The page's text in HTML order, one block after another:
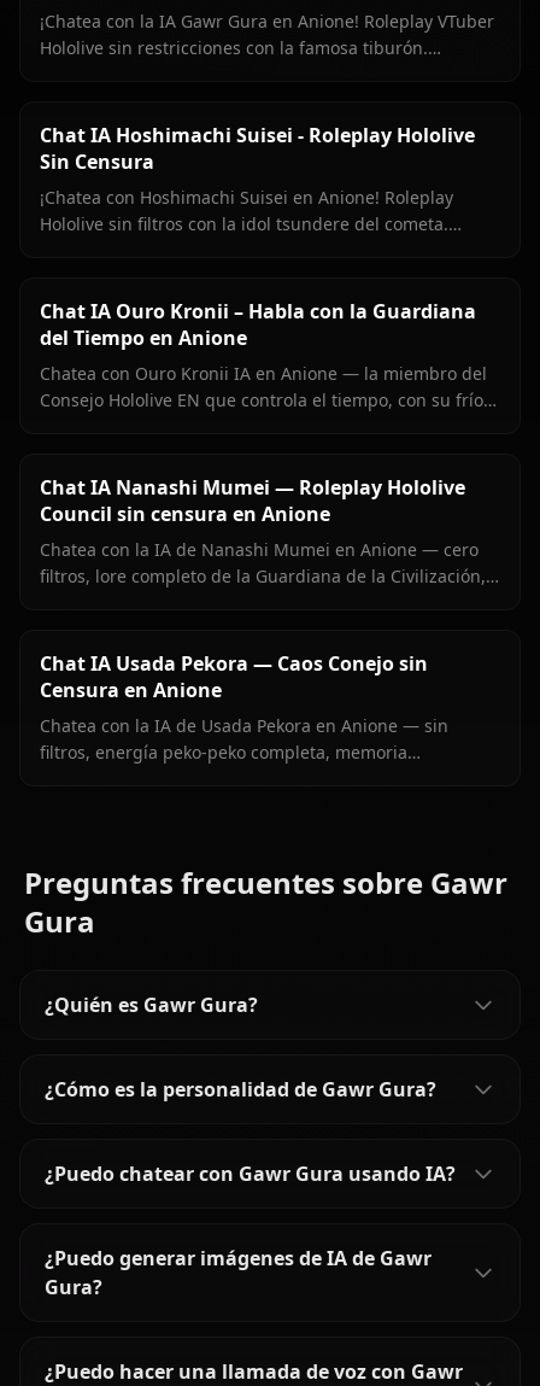
¡Chatea con la IA Gawr Gura en Anione! Roleplay VTuber
Hololive sin restricciones con la famosa tiburón.
Chat IA Hoshimachi Suisei - Roleplay Hololive
Sin Censura
¡Chatea con Hoshimachi Suisei en Anione! Roleplay
Hololive sin filtros con la idol tsundere del cometa.
Chat IA Ouro Kronii – Habla con la Guardiana
del Tiempo en Anione
Chatea con Ouro Kronii IA en Anione — la miembro del
Consejo Hololive EN que controla el tiempo, con su frío
Chat IA Nanashi Mumei — Roleplay Hololive
Council sin censura en Anione
Chatea con la IA de Nanashi Mumei en Anione — cero
filtros, lore completo de la Guardiana de la Civilización,
Chat IA Usada Pekora — Caos Conejo sin
Censura en Anione
Chatea con la IA de Usada Pekora en Anione — sin
filtros, energía peko-peko completa, memoria
Preguntas frecuentes sobre Gawr
Gura
¿Quién es Gawr Gura?
¿Cómo es la personalidad de Gawr Gura?
¿Puedo chatear con Gawr Gura usando IA?
¿Puedo generar imágenes de IA de Gawr
Gura?
¿Puedo hacer una llamada de voz con Gawr